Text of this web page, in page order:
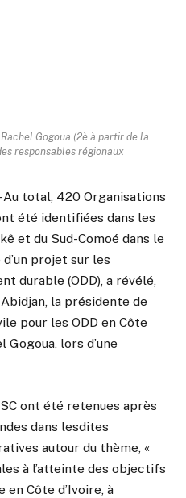
Gogoua (2è à partir de la
responsables régionaux
Au total, 420 Organisations
été identifiées dans les
et du Sud-Comoé dans le
projet sur les
durable (ODD), a révélé,
la présidente de
pour les ODD en Côte
Gogoua, lors d’une
ont été retenues après
dans lesdites
autour du thème, «
à l’atteinte des objectifs
Côte d’Ivoire, à